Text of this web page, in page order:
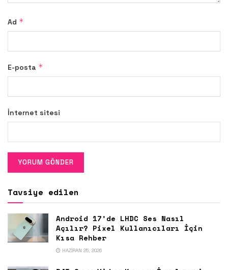
Ad *
E-posta *
İnternet sitesi
Tavsiye edilen
Android 17’de LHDC Ses Nasıl
Açılır? Pixel Kullanıcıları İçin
Kısa Rehber
HAZIRAN 25, 2026